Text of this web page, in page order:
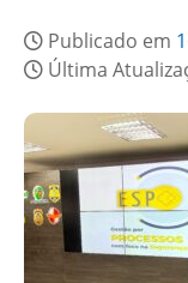
Publicado em
Última